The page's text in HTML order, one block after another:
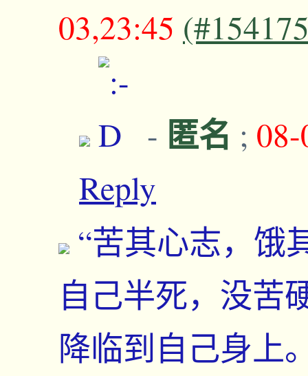
03,23:45
- 匿名 ;
Reply
“苦其心志，饿
自己半死，没苦
降临到自己身上